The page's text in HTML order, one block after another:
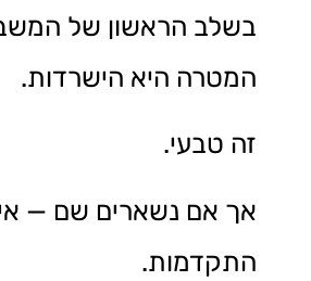
בשלב הראשון של
המטרה היא הישרדות.
זה טבעי.
אך אם נשארים שם —
התקדמות.